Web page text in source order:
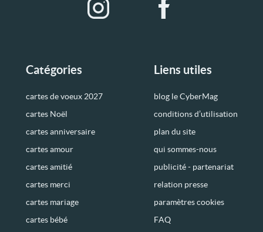
Catégories
cartes de voeux 2027
cartes Noël
cartes anniversaire
cartes amour
cartes amitié
cartes merci
cartes mariage
cartes bébé
Liens utiles
blog le CyberMag
conditions d’utilisation
plan du site
qui sommes-nous
publicité - partenariat
relation presse
paramètres cookies
FAQ